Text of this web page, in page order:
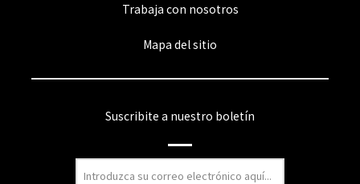
Trabaja con nosotros
Mapa del sitio
Suscribite a nuestro boletín